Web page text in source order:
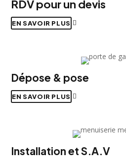
RDV pour un devis
EN SAVOIR PLUS
Dépose & pose
EN SAVOIR PLUS
Installation et S.A.V